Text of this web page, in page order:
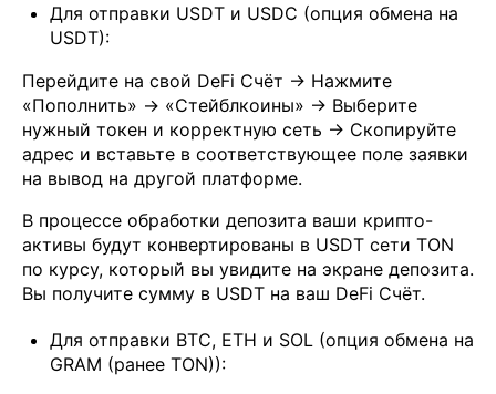
Для отправки USDT и USDC (опция обмена на
USDT):
Перейдите на свой DeFi Счёт → Нажмите
«Пополнить» → «Стейблкоины» → Выберите
нужный токен и корректную сеть → Скопируйте
адрес и вставьте в соответствующее поле заявки
на вывод на другой платформе.
В процессе обработки депозита ваши крипто-
активы будут конвертированы в USDT сети TON
по курсу, который вы увидите на экране депозита.
Вы получите сумму в USDT на ваш DeFi Счёт.
Для отправки BTC, ETH и SOL (опция обмена на
GRAM (ранее TON)):